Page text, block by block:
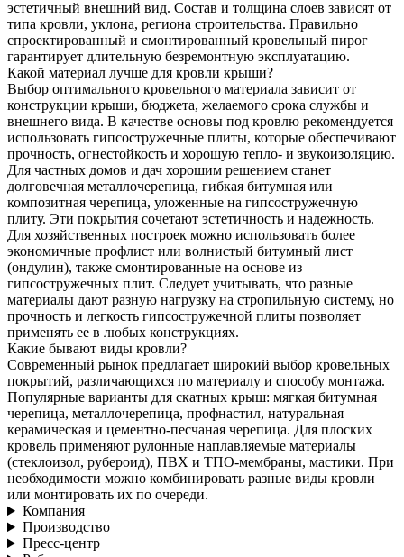
эстетичный внешний вид. Состав и толщина слоев зависят от
типа кровли, уклона, региона строительства. Правильно
спроектированный и смонтированный кровельный пирог
гарантирует длительную безремонтную эксплуатацию.
Какой материал лучше для кровли крыши?
Выбор оптимального кровельного материала зависит от
конструкции крыши, бюджета, желаемого срока службы и
внешнего вида. В качестве основы под кровлю рекомендуется
использовать гипсостружечные плиты, которые обеспечивают
прочность, огнестойкость и хорошую тепло- и звукоизоляцию.
Для частных домов и дач хорошим решением станет
долговечная металлочерепица, гибкая битумная или
композитная черепица, уложенные на гипсостружечную
плиту. Эти покрытия сочетают эстетичность и надежность.
Для хозяйственных построек можно использовать более
экономичные профлист или волнистый битумный лист
(ондулин), также смонтированные на основе из
гипсостружечных плит. Следует учитывать, что разные
материалы дают разную нагрузку на стропильную систему, но
прочность и легкость гипсостружечной плиты позволяет
применять ее в любых конструкциях.
Какие бывают виды кровли?
Современный рынок предлагает широкий выбор кровельных
покрытий, различающихся по материалу и способу монтажа.
Популярные варианты для скатных крыш: мягкая битумная
черепица, металлочерепица, профнастил, натуральная
керамическая и цементно-песчаная черепица. Для плоских
кровель применяют рулонные наплавляемые материалы
(стеклоизол, рубероид), ПВХ и ТПО-мембраны, мастики. При
необходимости можно комбинировать разные виды кровли
или монтировать их по очереди.
Компания
Производство
Пресс-центр